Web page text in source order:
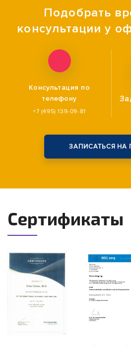
Подобрать
консультации у
Консультация по
телефону
+7 (495) 139-09-81
ЗАПИСАТЬСЯ НА
Сертификаты